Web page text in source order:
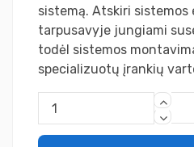
sistemą. Atskiri sistemos
tarpusavyje jungiami
todėl sistemos
specializuotų įrankių